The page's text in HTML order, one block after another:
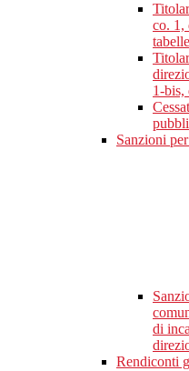
co. 1,
1-bis,
Sanzioni
di
Rendiconti